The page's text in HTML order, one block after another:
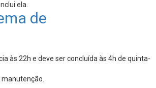
ela.
de
às 22h e deve ser concluída às 4h de quinta-